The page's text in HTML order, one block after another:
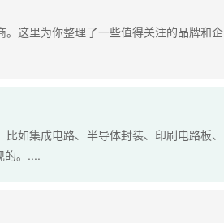
这里为你整理了一些值得关注的品牌和企
如集成电路、半导体封装、印刷电路板、
的。....